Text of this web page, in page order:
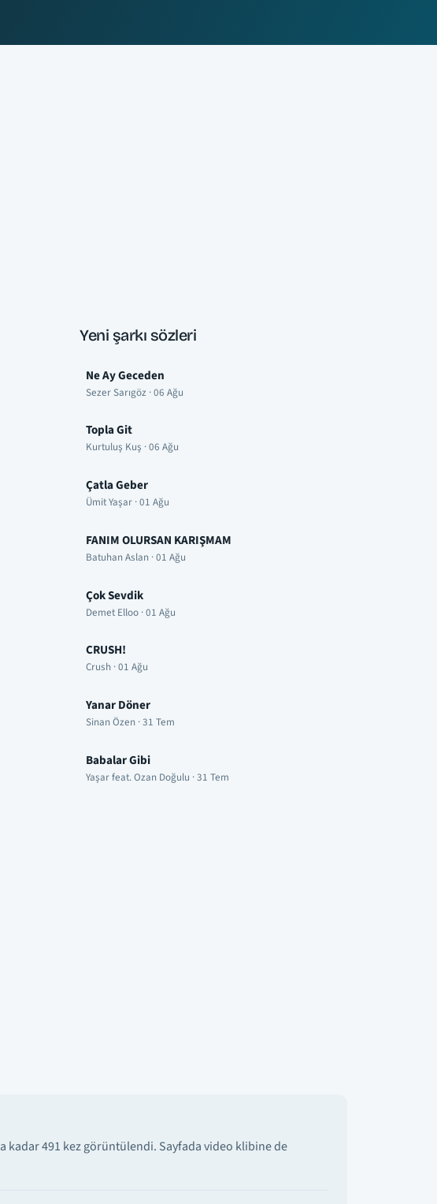
kadar 491 kez görüntülendi. Sayfada video klibine de
Yeni şarkı sözleri
Ne Ay Geceden
Sezer Sarıgöz · 06 Ağu
Topla Git
Kurtuluş Kuş · 06 Ağu
Çatla Geber
Ümit Yaşar · 01 Ağu
FANIM OLURSAN KARIŞMAM
Batuhan Aslan · 01 Ağu
Çok Sevdik
Demet Elloo · 01 Ağu
CRUSH!
Crush · 01 Ağu
Yanar Döner
Sinan Özen · 31 Tem
Babalar Gibi
Yaşar feat. Ozan Doğulu · 31 Tem